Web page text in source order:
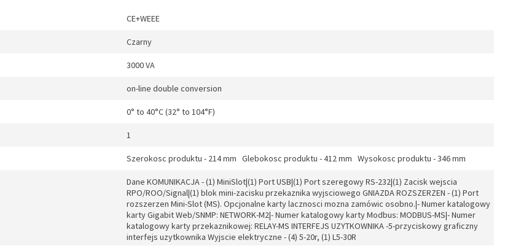
CE+WEEE
Czarny
3000 VA
on-line double conversion
0° to 40°C (32° to 104°F)
1
Szerokosc produktu - 214 mm Glebokosc produktu - 412 mm Wysokosc produktu - 346 mm
Dane KOMUNIKACJA - (1) MiniSlot|(1) Port USB|(1) Port szeregowy RS-232|(1) Zacisk wejscia
RPO/ROO/Signal|(1) blok mini-zacisku przekaznika wyjsciowego GNIAZDA ROZSZERZEN - (1) Port
rozszerzen Mini-Slot (MS). Opcjonalne karty lacznosci mozna zamówic osobno.|- Numer katalogowy
karty Gigabit Web/SNMP: NETWORK-M2|- Numer katalogowy karty Modbus: MODBUS-MS|- Numer
katalogowy karty przekaznikowej: RELAY-MS INTERFEJS UZYTKOWNIKA -5-przyciskowy graficzny
interfejs uzytkownika Wyjscie elektryczne - (4) 5-20r, (1) L5-30R